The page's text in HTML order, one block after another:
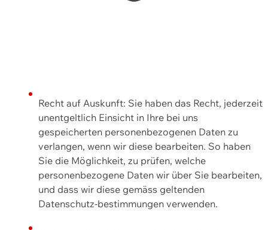
Recht auf Auskunft: Sie haben das Recht, jederzeit
unentgeltlich Einsicht in Ihre bei uns
gespeicherten personenbezogenen Daten zu
verlangen, wenn wir diese bearbeiten. So haben
Sie die Möglichkeit, zu prüfen, welche
personenbezogene Daten wir über Sie bearbeiten,
und dass wir diese gemäss geltenden
Datenschutz-bestimmungen verwenden.